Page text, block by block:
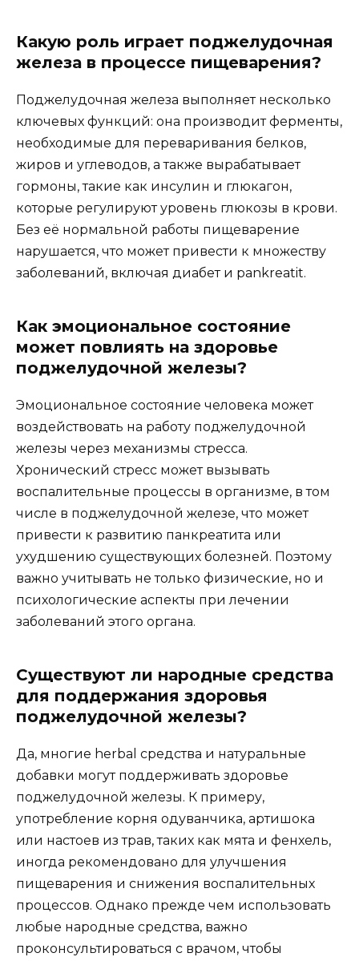
Какую роль играет поджелудочная
железа в процессе пищеварения?
Поджелудочная железа выполняет несколько
ключевых функций: она производит ферменты,
необходимые для переваривания белков,
жиров и углеводов, а также вырабатывает
гормоны, такие как инсулин и глюкагон,
которые регулируют уровень глюкозы в крови.
Без её нормальной работы пищеварение
нарушается, что может привести к множеству
заболеваний, включая диабет и pankreatit.
Как эмоциональное состояние
может повлиять на здоровье
поджелудочной железы?
Эмоциональное состояние человека может
воздействовать на работу поджелудочной
железы через механизмы стресса.
Хронический стресс может вызывать
воспалительные процессы в организме, в том
числе в поджелудочной железе, что может
привести к развитию панкреатита или
ухудшению существующих болезней. Поэтому
важно учитывать не только физические, но и
психологические аспекты при лечении
заболеваний этого органа.
Существуют ли народные средства
для поддержания здоровья
поджелудочной железы?
Да, многие herbal средства и натуральные
добавки могут поддерживать здоровье
поджелудочной железы. К примеру,
употребление корня одуванчика, артишока
или настоев из трав, таких как мята и фенхель,
иногда рекомендовано для улучшения
пищеварения и снижения воспалительных
процессов. Однако прежде чем использовать
любые народные средства, важно
проконсультироваться с врачом, чтобы